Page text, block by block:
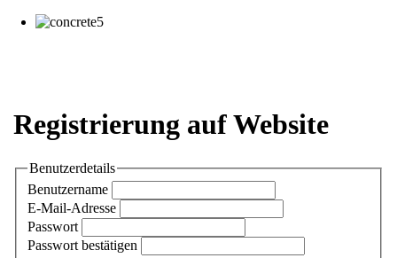
Registrierung auf Website
Benutzerdetails
Benutzername
E-Mail-Adresse
Passwort
Passwort bestätigen